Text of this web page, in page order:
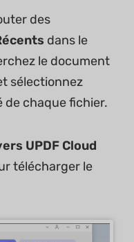
des
dans le
le document
sélectionnez
de chaque fichier.
UPDF Cloud
télécharger le